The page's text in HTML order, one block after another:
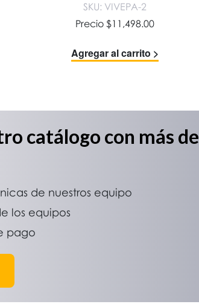
SKU: VIVEPA-2
Precio $11,498.00
Agregar al carrito >
catálogo con más de
de nuestros equipo
los equipos
pago